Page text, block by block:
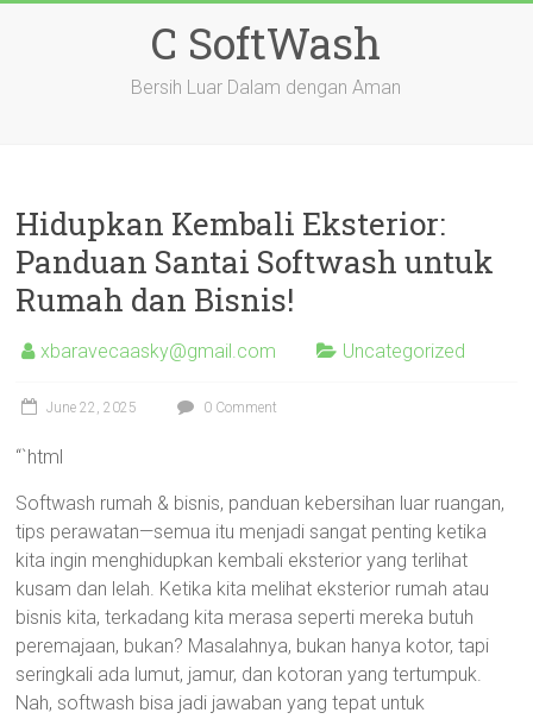
C SoftWash
Bersih Luar Dalam dengan Aman
Hidupkan Kembali Eksterior:
Panduan Santai Softwash untuk
Rumah dan Bisnis!
xbaravecaasky@gmail.com Uncategorized
June 22, 2025 0 Comment
“`html
Softwash rumah & bisnis, panduan kebersihan luar ruangan,
tips perawatan—semua itu menjadi sangat penting ketika
kita ingin menghidupkan kembali eksterior yang terlihat
kusam dan lelah. Ketika kita melihat eksterior rumah atau
bisnis kita, terkadang kita merasa seperti mereka butuh
peremajaan, bukan? Masalahnya, bukan hanya kotor, tapi
seringkali ada lumut, jamur, dan kotoran yang tertumpuk.
Nah, softwash bisa jadi jawaban yang tepat untuk